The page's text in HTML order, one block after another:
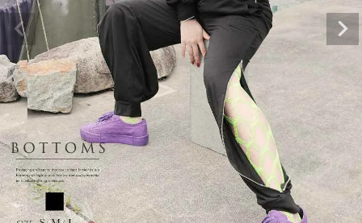
＝ボムシェル】はダンス衣装専門ブランド。
衣装ならお任せ！オリジナル衣装やダンス衣装のトータル
ィネートのご提案。 ボムシェルならではの最新で斬新な
えをお届け。 撮影で使用してる小物や靴などダンサー必
ーデはイメージしやすく、全てボムシェルでご購入可能。
とは差別化出来るしっかりした衣装のご提案はダンサー
ージ映えを全力で応援してます。
商品一覧
CONTENTS
【B/
「これど
好き女子
レッスン
シルエッ
PICKUP